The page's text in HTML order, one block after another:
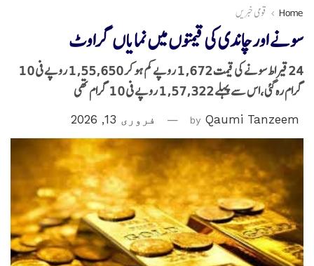
Home قومی خبریں
سونے اور چاندی کی قیمتوں میں نمایاں گراوٹ
24 قیراط سونے کی قیمت 1,672 روپے کم ہو کر 1,55,650 روپے فی 10
گرام رہ گئی،اس سے پہلے 1,57,322 روپے فی 10 گرام تھی
by Qaumi Tanzeem فروری 13, 2026